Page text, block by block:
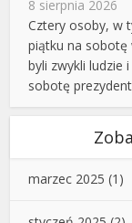
8 sierpnia 2026
Cztery osoby, w
piątku na sobotę
byli zwykli ludzie
sobotę
marzec 2025 (1)